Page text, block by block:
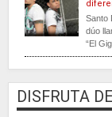
Santo
dúo
“El
DISFRUTA